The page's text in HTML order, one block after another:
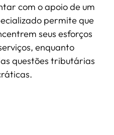
com o apoio de um
permite que
seus esforços
enquanto
questões tributárias